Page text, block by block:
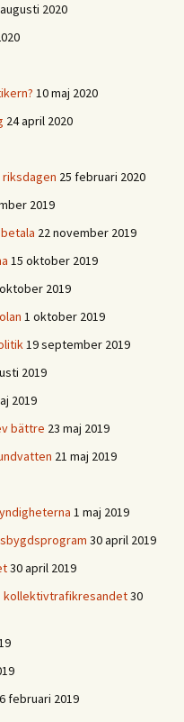
2020
10 maj 2020
24 april 2020
riksdagen 25 februari 2020
2019
22 november 2019
15 oktober 2019
2019
1 oktober 2019
19 september 2019
2019
2019
bättre 23 maj 2019
21 maj 2019
1 maj 2019
30 april 2019
30 april 2019
kollektivtrafikresandet30
februari 2019